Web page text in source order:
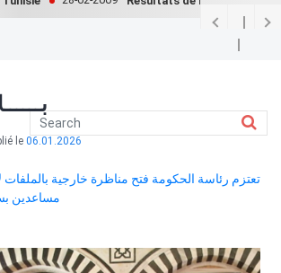
le 06.01.2026
تعتزم رئاسة الحكومة فتح مناظرة خارجية بالملفات
مساعدين